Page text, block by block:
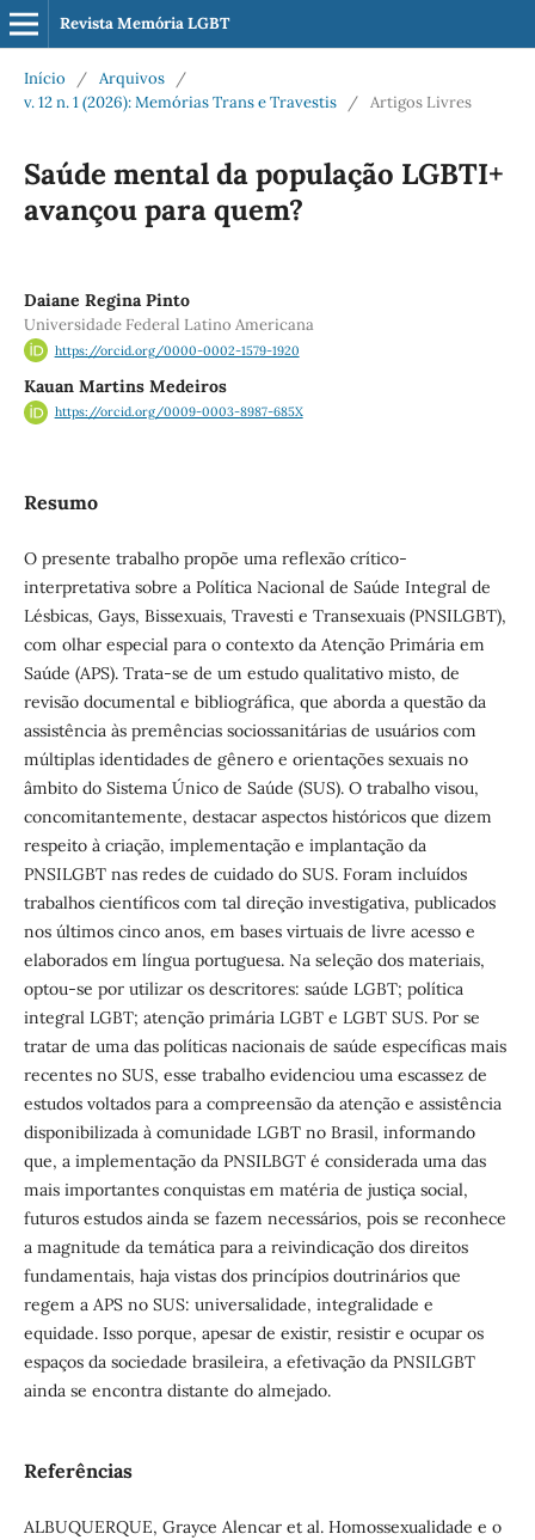
Revista Memória LGBT
Início / Arquivos
/
v. 12 n. 1 (2026): Memórias Trans e Travestis
/ Artigos Livres
Saúde mental da população LGBTI+
avançou para quem?
Daiane Regina Pinto
Universidade Federal Latino Americana
https://orcid.org/0000-0002-1579-1920
Kauan Martins Medeiros
https://orcid.org/0009-0003-8987-685X
Resumo
O presente trabalho propõe uma reflexão crítico-
interpretativa sobre a Política Nacional de Saúde Integral de
Lésbicas, Gays, Bissexuais, Travesti e Transexuais (PNSILGBT),
com olhar especial para o contexto da Atenção Primária em
Saúde (APS). Trata-se de um estudo qualitativo misto, de
revisão documental e bibliográfica, que aborda a questão da
assistência às premências sociossanitárias de usuários com
múltiplas identidades de gênero e orientações sexuais no
âmbito do Sistema Único de Saúde (SUS). O trabalho visou,
concomitantemente, destacar aspectos históricos que dizem
respeito à criação, implementação e implantação da
PNSILGBT nas redes de cuidado do SUS. Foram incluídos
trabalhos científicos com tal direção investigativa, publicados
nos últimos cinco anos, em bases virtuais de livre acesso e
elaborados em língua portuguesa. Na seleção dos materiais,
optou-se por utilizar os descritores: saúde LGBT; política
integral LGBT; atenção primária LGBT e LGBT SUS. Por se
tratar de uma das políticas nacionais de saúde específicas mais
recentes no SUS, esse trabalho evidenciou uma escassez de
estudos voltados para a compreensão da atenção e assistência
disponibilizada à comunidade LGBT no Brasil, informando
que, a implementação da PNSILBGT é considerada uma das
mais importantes conquistas em matéria de justiça social,
futuros estudos ainda se fazem necessários, pois se reconhece
a magnitude da temática para a reivindicação dos direitos
fundamentais, haja vistas dos princípios doutrinários que
regem a APS no SUS: universalidade, integralidade e
equidade. Isso porque, apesar de existir, resistir e ocupar os
espaços da sociedade brasileira, a efetivação da PNSILGBT
ainda se encontra distante do almejado.
Referências
ALBUQUERQUE, Grayce Alencar et al. Homossexualidade e o